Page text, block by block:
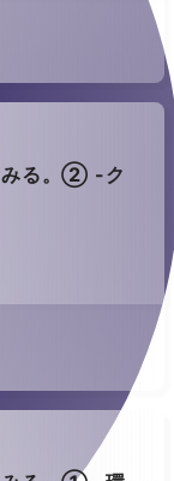
みる。② -ク